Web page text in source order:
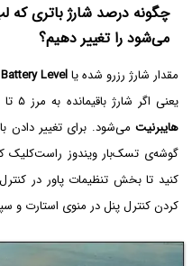
چگونه درصد شارژ باتری
می‌شود را تغییر دهیم؟
مقدار شارژ رزرو شده یاLevel
یعنی اگر شارژ باقیمانده به مرز ۵ تا ۱۰ درصد برسد، لپ‌تاپ به صورت خودکار
هایبرنیت می‌شود. برای تغییر دادن
گوشه‌ی تسک‌بار ویندوز راست‌کلیک
کنید تا بخش تنظیمات پاور در
کردن کنترل پنل در منوی استارت